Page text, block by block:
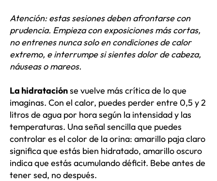
Atención: estas sesiones deben afrontarse con
prudencia. Empieza con exposiciones más cortas,
no entrenes nunca solo en condiciones de calor
extremo, e interrumpe si sientes dolor de cabeza,
náuseas o mareos.
La hidrataciónse vuelve más crítica de lo que
imaginas. Con el calor, puedes perder entre 0,5 y 2
litros de agua por hora según la intensidad y las
temperaturas. Una señal sencilla que puedes
controlar es el color de la orina: amarillo paja claro
significa que estás bien hidratado, amarillo oscuro
indica que estás acumulando déficit. Bebe antes de
tener sed, no después.